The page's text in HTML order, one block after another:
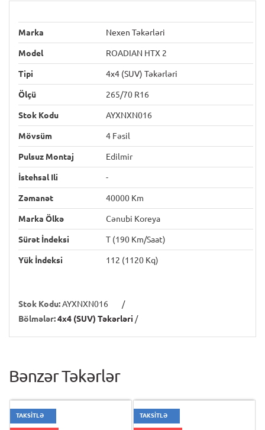
Marka Nexen Təkərləri
Model ROADIAN HTX 2
Tipi 4x4 (SUV) Təkərləri
Ölçü 265/70 R16
Stok Kodu AYXNXN016
Mövsüm 4 Fəsil
Pulsuz Montaj Edilmir
İstehsal Ili -
Zəmanət 40000 Km
Marka Ölkə Cənubi Koreya
Sürət İndeksi T (190 Km/saat)
Yük İndeksi 112 (1120 Kq)
Stok Kodu:AYXNXN016
/
Bölmələr:4x4 (SUV) Təkərləri /
Bənzər Təkərlər
TAKSİTLƏ TAKSİTLƏ